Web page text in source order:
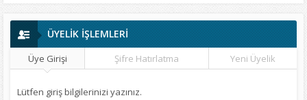
ÜYELİK İŞLEMLERİ
Üye Girişi Şifre Hatırlatma Yeni Üyelik
Lütfen giriş bilgilerinizi yazınız.